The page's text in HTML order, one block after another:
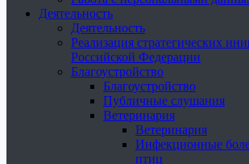
Деятельность
Деятельность
Реализация стратегических
Российской Федерации
Благоустройство
Благоустройство
Публичные слушания
Ветеринария
Ветеринария
Инфекционные
птиц